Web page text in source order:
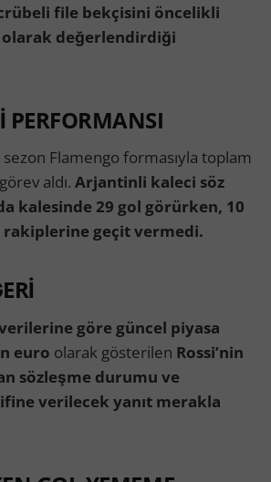
file bekçisini öncelikli
değerlendirdiği
PERFORMANSI
Flamengo formasıyla toplam
aldı. Arjantinli kaleci söz
kalesinde 29 gol görürken, 10
rakiplerine geçit vermedi.
göre güncel piyasa
euro olarak gösterilen Rossi’nin
sözleşme durumu ve
verilecek yanıt merakla